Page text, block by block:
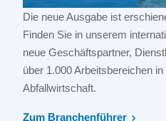
Die neue Ausgabe ist
Finden Sie in unserem
neue Geschäftspartner,
über 1.000 Arbeitsbereichen
Abfallwirtschaft.
Zum Branchenführer